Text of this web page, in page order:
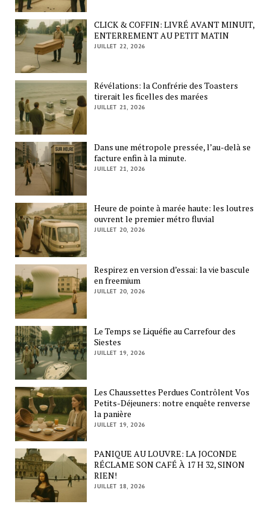
CLICK & COFFIN: LIVRÉ AVANT MINUIT,
ENTERREMENT AU PETIT MATIN
JUILLET 22, 2026
Révélations: la Confrérie des Toasters
tirerait les ficelles des marées
JUILLET 21, 2026
Dans une métropole pressée, l’au-delà se
facture enfin à la minute.
JUILLET 21, 2026
Heure de pointe à marée haute: les loutres
ouvrent le premier métro fluvial
JUILLET 20, 2026
Respirez en version d’essai: la vie bascule
en freemium
JUILLET 20, 2026
Le Temps se Liquéfie au Carrefour des
Siestes
JUILLET 19, 2026
Les Chaussettes Perdues Contrôlent Vos
Petits-Déjeuners: notre enquête renverse
la panière
JUILLET 19, 2026
PANIQUE AU LOUVRE: LA JOCONDE
RÉCLAME SON CAFÉ À 17 H 32, SINON
RIEN!
JUILLET 18, 2026